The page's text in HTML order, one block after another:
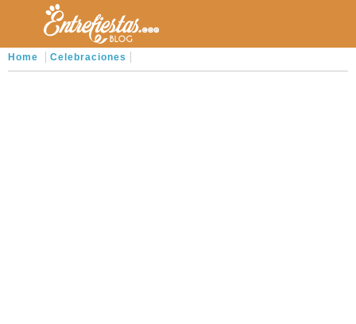
Home Celebraciones